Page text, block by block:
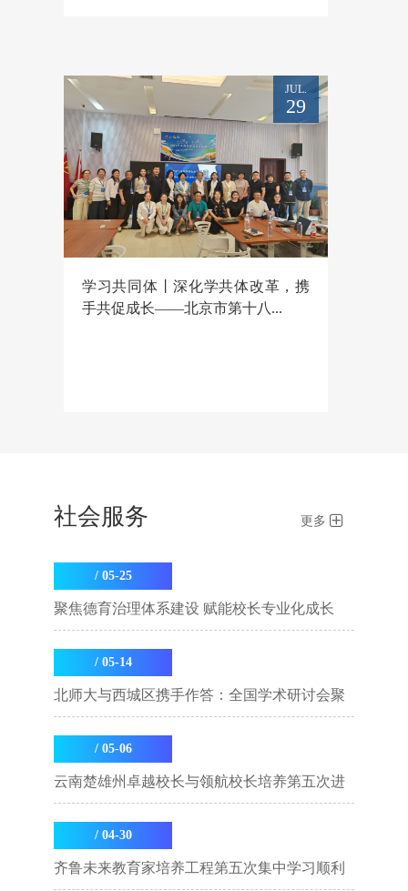
学习共同体丨深化学共体改革，携
手共促成长——北京市第十八...
JUL.
29
更多
社会服务
/ 05-25
聚焦德育治理体系建设 赋能校长专业化成长
/ 05-14
北师大与西城区携手作答：全国学术研讨会聚
/ 05-06
云南楚雄州卓越校长与领航校长培养第五次进
/ 04-30
齐鲁未来教育家培养工程第五次集中学习顺利